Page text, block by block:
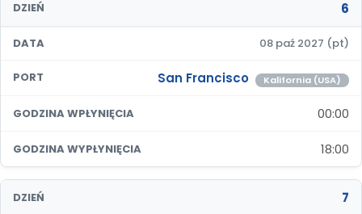
DZIEŃ 6
DATA 08 paź 2027 (pt)
PORT San Francisco Kalifornia (USA)
GODZINA WPŁYNIĘCIA 00:00
GODZINA WYPŁYNIĘCIA 18:00
DZIEŃ 7